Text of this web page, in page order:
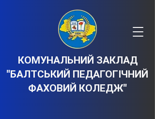
КОМУНАЛЬНИЙ ЗАКЛАД
"БАЛТСЬКИЙ ПЕДАГОГІЧНИЙ
ФАХОВИЙ КОЛЕДЖ"